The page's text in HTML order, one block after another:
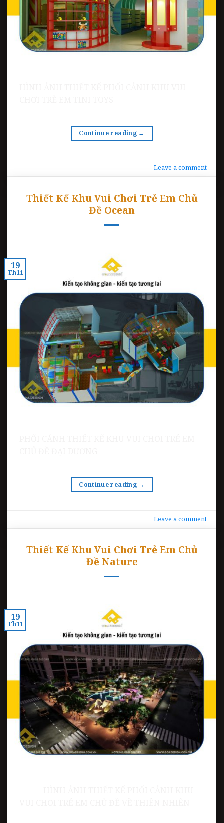
Continue reading →
Leave a comment
Thiết Kế Khu Vui Chơi Trẻ Em Chủ
Đề Ocean
19
Th11
Continue reading →
Leave a comment
Thiết Kế Khu Vui Chơi Trẻ Em Chủ
Đề Nature
19
Th11